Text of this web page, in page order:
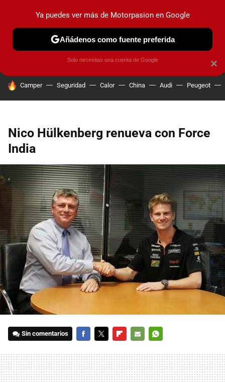
PRUEBAS COCHES ELÉCTRICOS OBSERVATORIO
HOY SE HABLA DE
Camper Seguridad Calor China Audi Peugeot
Nico Hülkenberg renueva con Force
India
Sin comentarios
MAIL
×
Ya puedes ver más de Motorpasion en Google
Añádenos como fuente preferida
Solo necesitas una cuenta de Google